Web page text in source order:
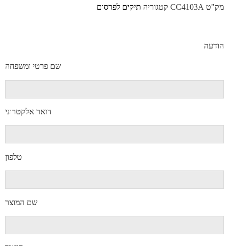
מק"טCC4103A קטגוריה תיקים לפרסום
הודעה
שם פרטי ומשפחה
דואר אלקטרוני
טלפון
שם המוצר